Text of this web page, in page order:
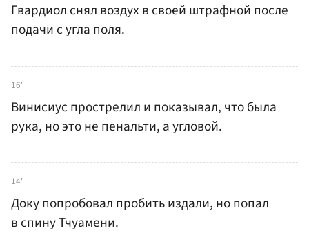
Гвардиол снял воздух в своей штрафной после
подачи с угла поля.
16'
Винисиус прострелил и показывал, что была
рука, но это не пенальти, а угловой.
14'
Доку попробовал пробить издали, но попал
в спину Тчуамени.